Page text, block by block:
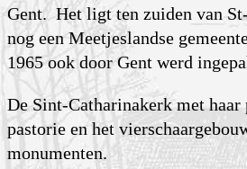
Gent. Het ligt ten zuiden van
nog een Meetjeslandse
1965 ook door Gent werd
De Sint-Catharinakerk met
pastorie en het
monumenten.